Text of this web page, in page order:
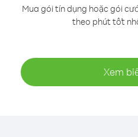
Mua gói tín dụng hoặc gói
theo phút tốt
Xem